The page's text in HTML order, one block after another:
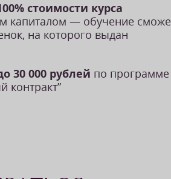
стоимости курса
капиталом — обучение
на которого выдан
30 000 рублей по программе
контракт”